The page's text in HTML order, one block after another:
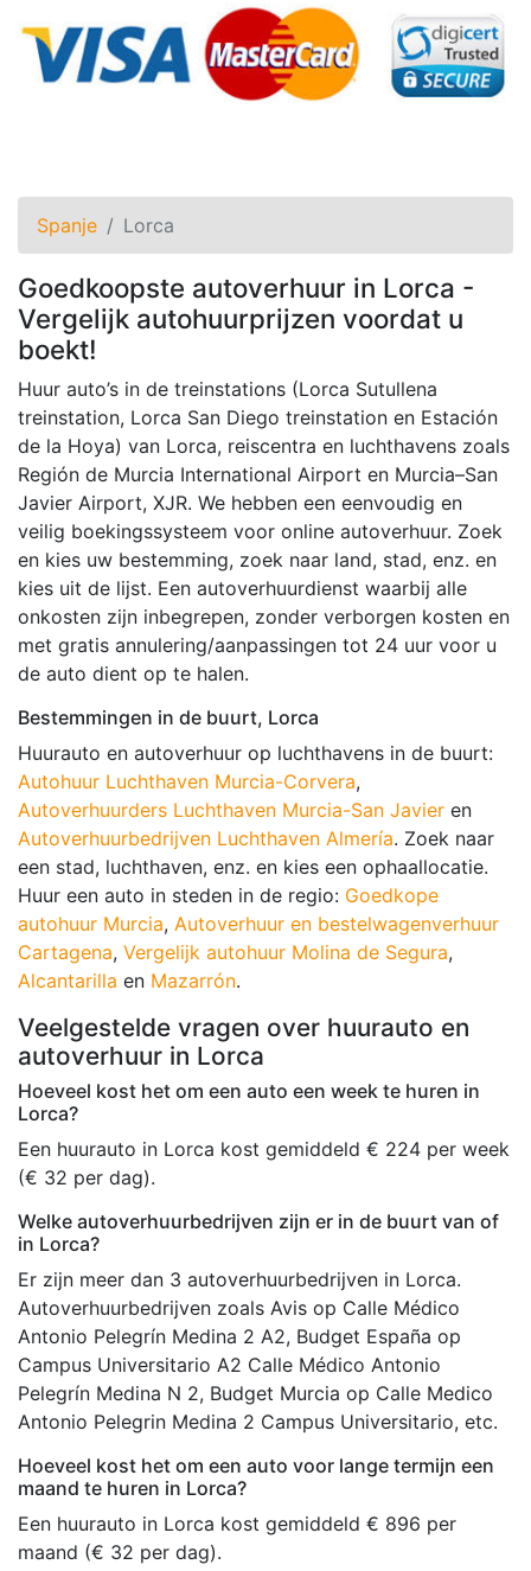
Spanje Lorca
Goedkoopste autoverhuur in Lorca -
Vergelijk autohuurprijzen voordat u
boekt!
Huur auto’s in de treinstations (Lorca Sutullena
treinstation, Lorca San Diego treinstation en Estación
de la Hoya) van Lorca, reiscentra en luchthavens zoals
Región de Murcia International Airport en Murcia–San
Javier Airport, XJR. We hebben een eenvoudig en
veilig boekingssysteem voor online autoverhuur. Zoek
en kies uw bestemming, zoek naar land, stad, enz. en
kies uit de lijst. Een autoverhuurdienst waarbij alle
onkosten zijn inbegrepen, zonder verborgen kosten en
met gratis annulering/aanpassingen tot 24 uur voor u
de auto dient op te halen.
Bestemmingen in de buurt, Lorca
Huurauto en autoverhuur op luchthavens in de buurt:
Autohuur Luchthaven Murcia-Corvera,
Autoverhuurders Luchthaven Murcia-San Javier en
Autoverhuurbedrijven Luchthaven Almería. Zoek naar
een stad, luchthaven, enz. en kies een ophaallocatie.
Huur een auto in steden in de regio: Goedkope
autohuur Murcia, Autoverhuur en bestelwagenverhuur
Cartagena, Vergelijk autohuur Molina de Segura,
Alcantarilla en Mazarrón.
Veelgestelde vragen over huurauto en
autoverhuur in Lorca
Hoeveel kost het om een auto een week te huren in
Lorca?
Een huurauto in Lorca kost gemiddeld € 224 per week
(€ 32 per dag).
Welke autoverhuurbedrijven zijn er in de buurt van of
in Lorca?
Er zijn meer dan 3 autoverhuurbedrijven in Lorca.
Autoverhuurbedrijven zoals Avis op Calle Médico
Antonio Pelegrín Medina 2 A2, Budget España op
Campus Universitario A2 Calle Médico Antonio
Pelegrín Medina N 2, Budget Murcia op Calle Medico
Antonio Pelegrin Medina 2 Campus Universitario, etc.
Hoeveel kost het om een auto voor lange termijn een
maand te huren in Lorca?
Een huurauto in Lorca kost gemiddeld € 896 per
maand (€ 32 per dag).